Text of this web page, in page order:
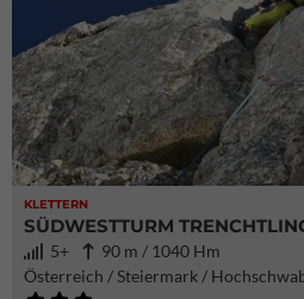
KLETTERN
SÜDWESTTURM
5+
90 m / 1040 Hm
Österreich / Steiermark /